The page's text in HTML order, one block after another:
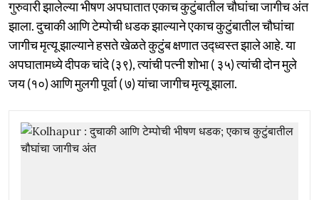
गुरुवारी झालेल्या भीषण अपघातात एकाच कुटुंबातील चौघांचा जागीच अंत
झाला. दुचाकी आणि टेम्पोची धडक झाल्याने एकाच कुटुंबातील चौघांचा
जागीच मृत्यू झाल्याने हसते खेळते कुटुंब क्षणात उद्ध्वस्त झाले आहे. या
अपघातामध्ये दीपक चांदे (३९), त्यांची पत्नी शोभा ( ३५) त्यांची दोन मुले
जय (१०) आणि मुलगी पूर्वा ( ७) यांचा जागीच मृत्यू झाला.